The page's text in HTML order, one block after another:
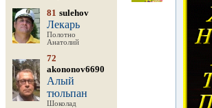
81 sulehov
Лекарь
Полотно
Анатолий
72
akononov6690
Алый
тюльпан
Шоколад